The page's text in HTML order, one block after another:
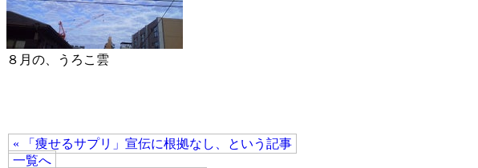
８月の、うろこ雲
« 「痩せるサプリ」宣伝に根拠なし、という記事
一覧へ